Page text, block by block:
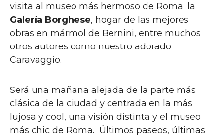
visita al museo más hermoso de Roma, la
Galería Borghese, hogar de las mejores
obras en mármol de Bernini, entre muchos
otros autores como nuestro adorado
Caravaggio.
Será una mañana alejada de la parte más
clásica de la ciudad y centrada en la más
lujosa y cool, una visión distinta y el museo
más chic de Roma. Últimos paseos, últimas